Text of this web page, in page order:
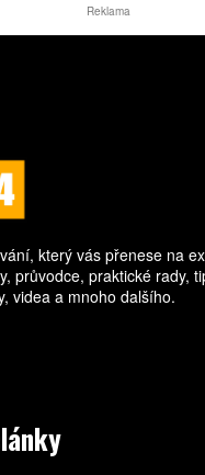
Reklama
který vás přenese na
průvodce, praktické rady,
videa a mnoho dalšího.